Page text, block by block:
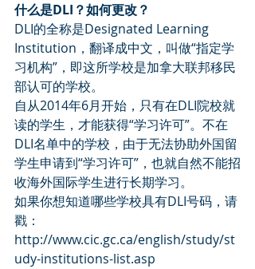
什么是DLI？如何更改？
DLI的全称是Designated Learning
Institution，翻译成中文，叫做“指定学
习机构”，即这所学校是加拿大联邦移民
部认可的学校。
自从2014年6月开始，只有在DLI院校就
读的学生，才能获得“学习许可”。不在
DLI名单中的学校，由于无法协助外国留
学生申请到“学习许可”，也就自然不能招
收海外国际学生进行长期学习。
如果你想知道哪些学校具有DLI号码，请
戳：
http://www.cic.gc.ca/english/study/st
udy-institutions-list.asp